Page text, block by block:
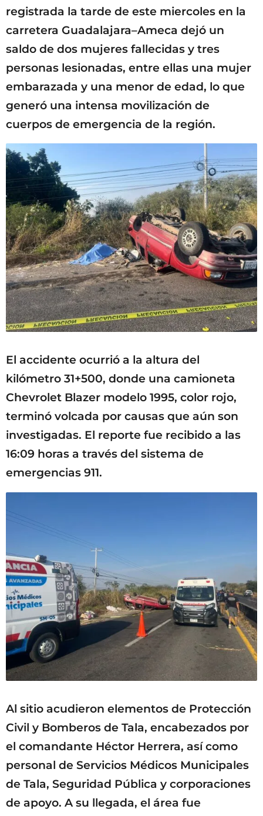
registrada la tarde de este miercoles en la
carretera Guadalajara–Ameca dejó un
saldo de dos mujeres fallecidas y tres
personas lesionadas, entre ellas una mujer
embarazada y una menor de edad, lo que
generó una intensa movilización de
cuerpos de emergencia de la región.
El accidente ocurrió a la altura del
kilómetro 31+500, donde una camioneta
Chevrolet Blazer modelo 1995, color rojo,
terminó volcada por causas que aún son
investigadas. El reporte fue recibido a las
16:09 horas a través del sistema de
emergencias 911.
Al sitio acudieron elementos de Protección
Civil y Bomberos de Tala, encabezados por
el comandante Héctor Herrera, así como
personal de Servicios Médicos Municipales
de Tala, Seguridad Pública y corporaciones
de apoyo. A su llegada, el área fue